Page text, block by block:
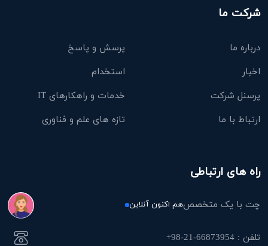
شرکت ما
درباره ما
پرسش و پاسخ
اخبار
استخدام
پرسنل شرکت
خدمات و راهکارهای IT
ارتباط با ما
تازه های علم و فناوری
راه های ارتباطی
چت با یک متخصصهم اکنون آنلاین
تلفن : 66873954-21-98+